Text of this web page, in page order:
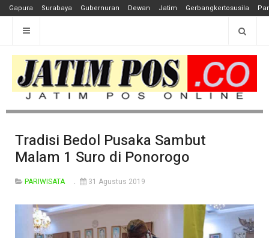
Gapura Surabaya Gubernuran Dewan Jatim Gerbangkertosusila
Tradisi Bedol Pusaka Sambut
Malam 1 Suro di Ponorogo
PARIWISATA 31 Agustus 2019